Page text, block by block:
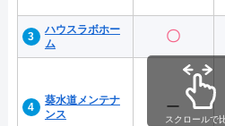
ハウスラボホー
ム
〇
葵水道メンテナ
ンス
ー
スクロールで